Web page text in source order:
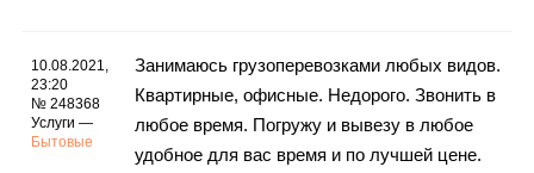
Инфо
10.08.2021,
23:20
№ 248368
Услуги —
Бытовые
Занимаюсь грузоперевозками любых видов.
Квартирные, офисные. Недорого. Звонить в
любое время. Погружу и вывезу в любое
удобное для вас время и по лучшей цене.